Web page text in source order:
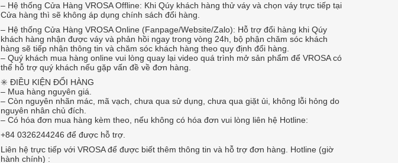
– Hệ thống Cửa Hàng VROSA Offline: Khi Qúy khách hàng thử váy và chọn váy trực tiếp tại
Cửa hàng thì sẽ không áp dụng chính sách đổi hàng.
– Hệ thống Cửa Hàng VROSA Online (Fanpage/Website/Zalo): Hỗ trợ đổi hàng khi Qúy
khách hàng nhận được váy và phản hồi ngay trong vòng 24h, bộ phận chăm sóc khách
hàng sẽ tiếp nhận thông tin và chăm sóc khách hàng theo quy định đổi hàng.
– Quý khách mua hàng online vui lòng quay lại video quá trình mở sản phẩm để VROSA có
thể hỗ trợ quý khách nếu gặp vấn đề về đơn hàng.
✳️ ️ĐIỀU KIỆN ĐỔI HÀNG
– Mua hàng nguyên giá.
– Còn nguyên nhãn mác, mã vạch, chưa qua sử dụng, chưa qua giặt ủi, không lỗi hỏng do
nguyên nhân chủ đích.
– Có hóa đơn mua hàng kèm theo, nếu không có hóa đơn vui lòng liên hệ Hotline:
+84 0326244246 để được hỗ trợ.
Liên hệ trực tiếp với VROSA để được biết thêm thông tin và hỗ trợ đơn hàng. Hotline (giờ
hành chính) :